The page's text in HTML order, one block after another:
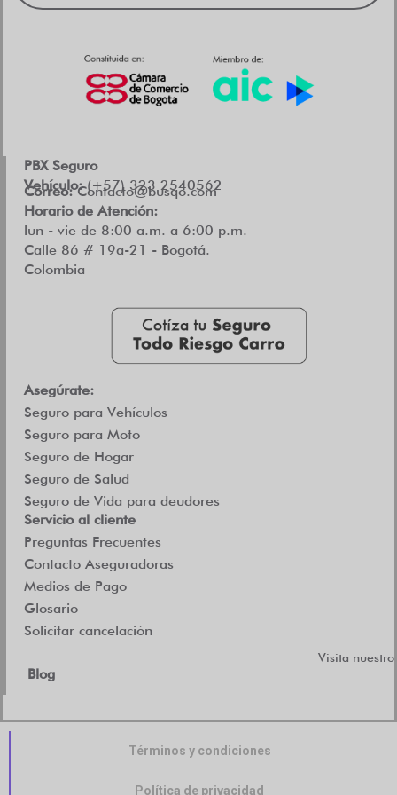
PBX Seguro
Vehículo:(+57) 323 2540562
Correo:Contacto@busqo.com
Horario de Atención:
lun - vie de 8:00 a.m. a 6:00 p.m.
Calle 86 # 19a-21 - Bogotá.
Colombia
Asegúrate:
Seguro para Vehículos
Seguro para Moto
Seguro de Hogar
Seguro de Salud
Seguro de Vida para deudores
Servicio al cliente
Preguntas Frecuentes
Contacto Aseguradoras
Medios de Pago
Glosario
Solicitar cancelación
Visita nuestro
Blog
Términos y condiciones
Política de privacidad